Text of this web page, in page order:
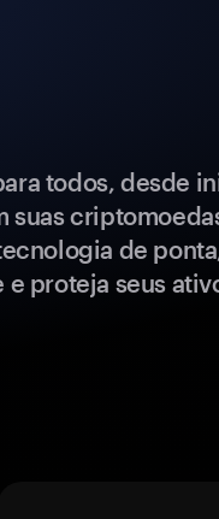
todos, desde
suas
de
proteja seus